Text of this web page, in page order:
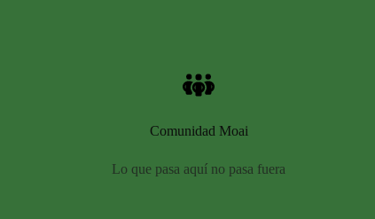
Comunidad Moai
Lo que pasa aquí no pasa fuera